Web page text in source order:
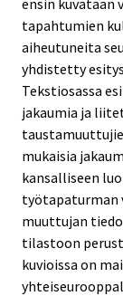
tapahtumien
aiheutuneita
yhdistetty
Tekstiosassa
jakaumia ja
mukaisia
kansalliseen
työtapaturman
muuttujan
tilastoon
kuvioissa on